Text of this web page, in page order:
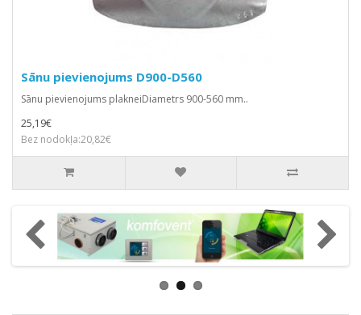
Sānu pievienojums D900-D560
Sānu pievienojums plakneiDiametrs 900-560 mm..
25,19€
Bez nodokļa:20,82€